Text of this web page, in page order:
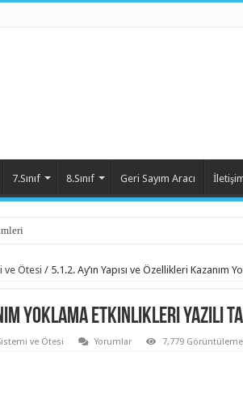
7.Sınıf 8.Sınıf Geri Sayım Aracı
ve Ötesi / 5.1.2. Ay’ın Yapısı ve Özellikleri Kazanım
Yoklama Etkinlikleri Yazılı
ve Ötesi Yorumlar 7,779 Görüntüleme